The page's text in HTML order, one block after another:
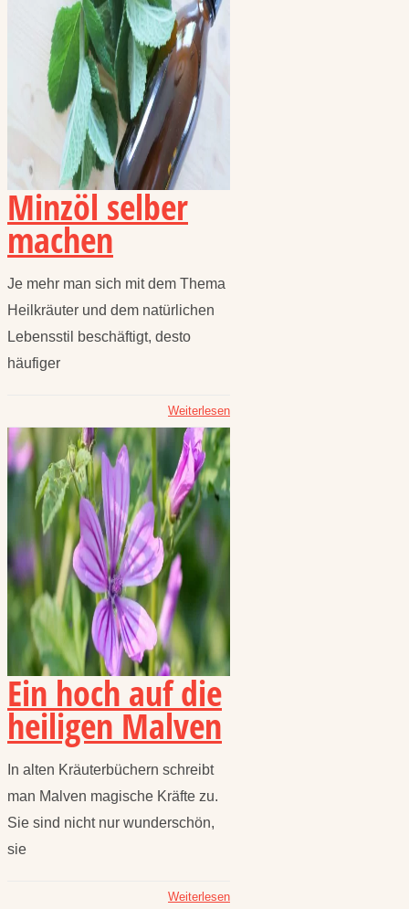
Minzöl selber
machen
Je mehr man sich mit dem Thema
Heilkräuter und dem natürlichen
Lebensstil beschäftigt, desto
häufiger
Weiterlesen
Ein hoch auf die
heiligen Malven
In alten Kräuterbüchern schreibt
man Malven magische Kräfte zu.
Sie sind nicht nur wunderschön,
sie
Weiterlesen